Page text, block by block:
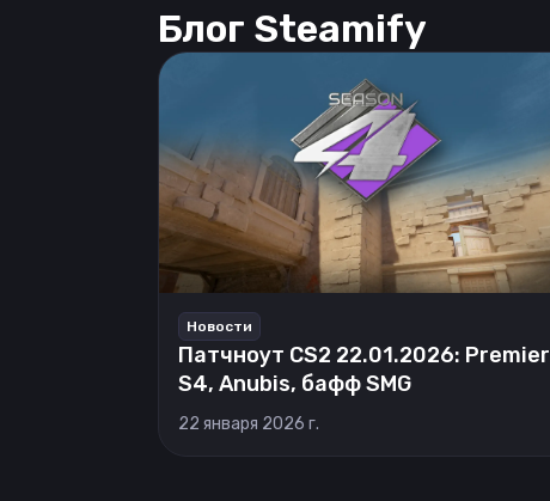
Блог Steamify
Новости
Патчноут CS2 22.01.2026: Premier
S4, Anubis, бафф SMG
22 января 2026 г.